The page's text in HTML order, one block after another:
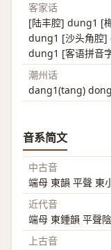
客家话
[陆丰腔] dung1 [
dung1 [沙头角腔
dung1 [客语拼音
潮州话
dang1(tang)
音系简文
中古音
端母 東韻 平聲 東
近代音
端母 東鍾韻 平聲陰
上古音